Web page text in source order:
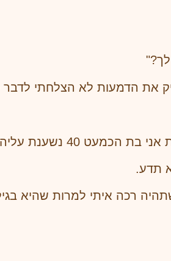
את הדמעות לא הצלחתי לדבר
14. וזה נעים ומרגיש אפשרי ממש.
תדע.
רכה איתי למרות שהיא